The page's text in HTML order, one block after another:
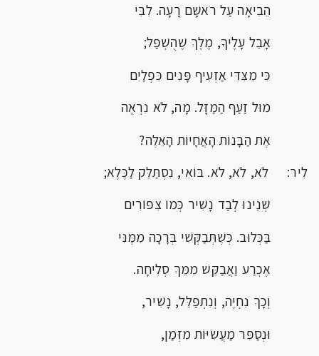
הֵבִיאָה עַל רֹאשָׁם רָעָה. לִבִּי
אָבֵל עָלֶיךָ, מֶלֶךְ שֶׁהֻשְׁפַּל;
כִּי מִצִּדִּי אַזְעִיף פָּנִים כִּפְלַיִם
מוּל זַעַף הַמַּזָּל. מָה, לֹא נִרְאֶה
אֶת הַבָּנוֹת הָאֲחָיוֹת הָאֵלֶּה?
לִיר: לֹא, לֹא, לֹא. בּוֹאִי, נִסְתַּלֵּק לַכֶּלֶא;
שְׁנֵינוּ לְבַד נָשִׁיר כְּמוֹ צִפּוֹרִים
בַּכְּלוּב. כְּשֶׁתְּבַקְּשִׁי בְּרָכָה מִמֶּנִּי
אֶכְרַע וַאֲבַקֵּשׁ מִמֵּךְ סְלִיחָה.
וְכָךְ נִחְיֶה, וְנִתְפַּלֵּל, נָשִׁיר,
וּנְסַפֵּר מַעֲשִׂיּוֹת מִזְּמַן,